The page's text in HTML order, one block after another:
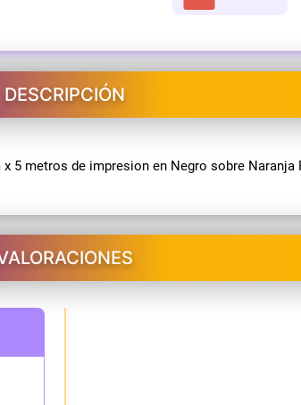
DESCRIPCIÓN
5 metros de impresion en Negro sobre Naranja